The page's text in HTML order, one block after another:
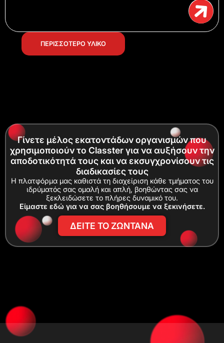
ΠΕΡΙΣΣΟΤΕΡΟ ΥΛΙΚΟ
Γίνετε μέλος εκατοντάδων οργανισμών που
χρησιμοποιούν το Classter για να αυξήσουν την
αποδοτικότητά τους και να εκσυγχρονίσουν τις
διαδικασίες τους
Η πλατφόρμα μας καθιστά τη διαχείριση κάθε τμήματος του
ιδρύματός σας ομαλή και απλή, βοηθώντας σας να
ξεκλειδώσετε το πλήρες δυναμικό του.
Είμαστε εδώ για να σας βοηθήσουμε να ξεκινήσετε.
ΔΕΙΤΕ ΤΟ ΖΩΝΤΑΝΑ